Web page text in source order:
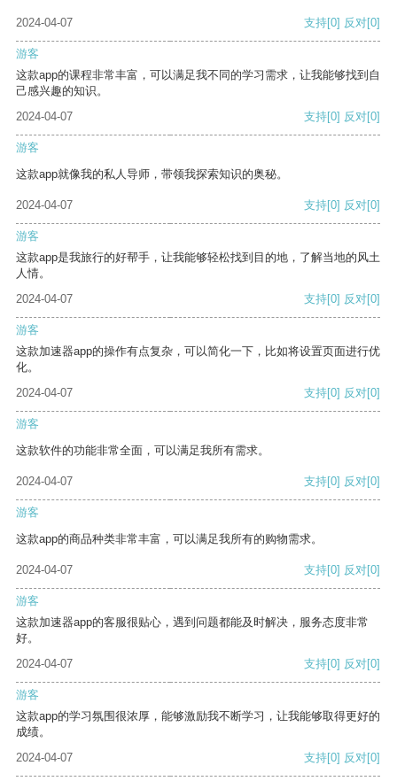
2024-04-07 支持[0] 反对[0]
游客
这款app的课程非常丰富，可以满足我不同的学习需求，让我能够找到自
己感兴趣的知识。
2024-04-07
支持[0] 反对[0]
游客
这款app就像我的私人导师，带领我探索知识的奥秘。
2024-04-07 支持[0] 反对[0]
游客
这款app是我旅行的好帮手，让我能够轻松找到目的地，了解当地的风土
人情。
2024-04-07
支持[0] 反对[0]
游客
这款加速器app的操作有点复杂，可以简化一下，比如将设置页面进行优
化。
2024-04-07
支持[0] 反对[0]
游客
这款软件的功能非常全面，可以满足我所有需求。
2024-04-07 支持[0] 反对[0]
游客
这款app的商品种类非常丰富，可以满足我所有的购物需求。
2024-04-07 支持[0] 反对[0]
游客
这款加速器app的客服很贴心，遇到问题都能及时解决，服务态度非常
好。
2024-04-07
支持[0] 反对[0]
游客
这款app的学习氛围很浓厚，能够激励我不断学习，让我能够取得更好的
成绩。
2024-04-07
支持[0] 反对[0]